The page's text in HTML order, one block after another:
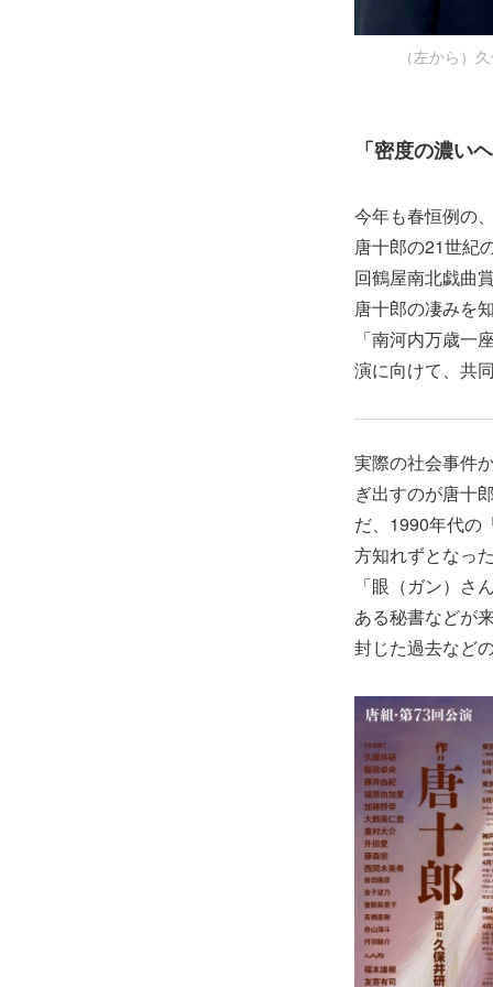
（左から）
「密度の濃い
今年も春恒例の
唐十郎の21世紀
回鶴屋南北戯曲
唐十郎の凄みを
「南河内万歳一
演に向けて、共
実際の社会事件
ぎ出すのが唐十
だ、1990年代の
方知れずとなっ
「眼（ガン）さ
ある秘書などが
封じた過去など